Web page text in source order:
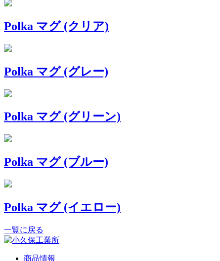
Polka マグ (クリア)
Polka マグ (グレー)
Polka マグ (グリーン)
Polka マグ (ブルー)
Polka マグ (イエロー)
一覧に戻る
商品情報